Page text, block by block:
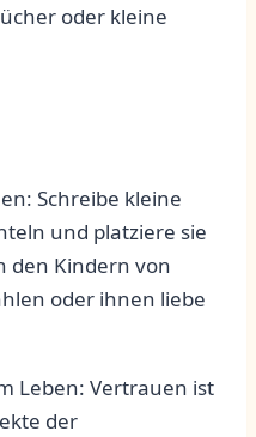
oder kleine
Schreibe kleine
und​ platziere sie
den Kindern von
oder ihnen liebe
Leben: Vertrauen ⁢ist
der